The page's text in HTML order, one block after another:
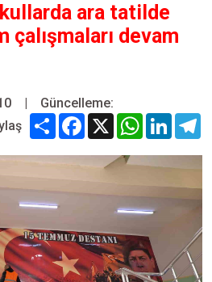
ara tatilde
çalışmaları devam
|
Güncelleme:
Share Facebook
X WhatsApp